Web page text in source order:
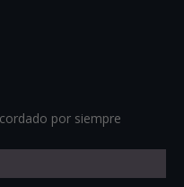
por siempre